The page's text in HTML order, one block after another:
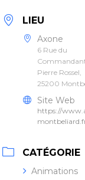
LIEU
Axone
6 Rue du
Pierre Rossel,
25200
Site Web
https://
CATÉGORIE
Animations